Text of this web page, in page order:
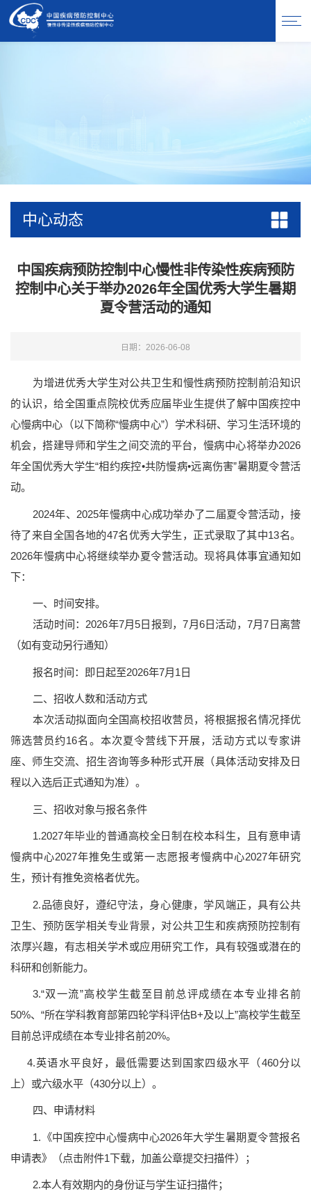
中心动态
中国疾病预防控制中心慢性非传染性疾病预防
控制中心关于举办2026年全国优秀大学生暑期
夏令营活动的通知
日期：2026-06-08
为增进优秀大学生对公共卫生和慢性病预防控制前沿知识
的认识，给全国重点院校优秀应届毕业生提供了解中国疾控中
心慢病中心（以下简称“慢病中心”）学术科研、学习生活环境的
机会，搭建导师和学生之间交流的平台，慢病中心将举办2026
年全国优秀大学生“相约疾控•共防慢病•远离伤害”暑期夏令营活
动。
2024年、2025年慢病中心成功举办了二届夏令营活动，接
待了来自全国各地的47名优秀大学生，正式录取了其中13名。
2026年慢病中心将继续举办夏令营活动。现将具体事宜通知如
下：
一、时间安排。
活动时间：2026年7月5日报到，7月6日活动，7月7日离营
（如有变动另行通知）
报名时间：即日起至2026年7月1日
二、招收人数和活动方式
本次活动拟面向全国高校招收营员，将根据报名情况择优
筛选营员约16名。本次夏令营线下开展，活动方式以专家讲
座、师生交流、招生咨询等多种形式开展（具体活动安排及日
程以入选后正式通知为准）。
三、招收对象与报名条件
1.2027年毕业的普通高校全日制在校本科生，且有意申请
慢病中心2027年推免生或第一志愿报考慢病中心2027年研究
生，预计有推免资格者优先。
2.品德良好，遵纪守法，身心健康，学风端正，具有公共
卫生、预防医学相关专业背景，对公共卫生和疾病预防控制有
浓厚兴趣，有志相关学术或应用研究工作，具有较强或潜在的
科研和创新能力。
3.“双一流”高校学生截至目前总评成绩在本专业排名前
50%、“所在学科教育部第四轮学科评估B+及以上”高校学生截至
目前总评成绩在本专业排名前20%。
4.英语水平良好，最低需要达到国家四级水平（460分以
上）或六级水平（430分以上）。
四、申请材料
1.《中国疾控中心慢病中心2026年大学生暑期夏令营报名
申请表》（点击附件1下载，加盖公章提交扫描件）；
2.本人有效期内的身份证与学生证扫描件；